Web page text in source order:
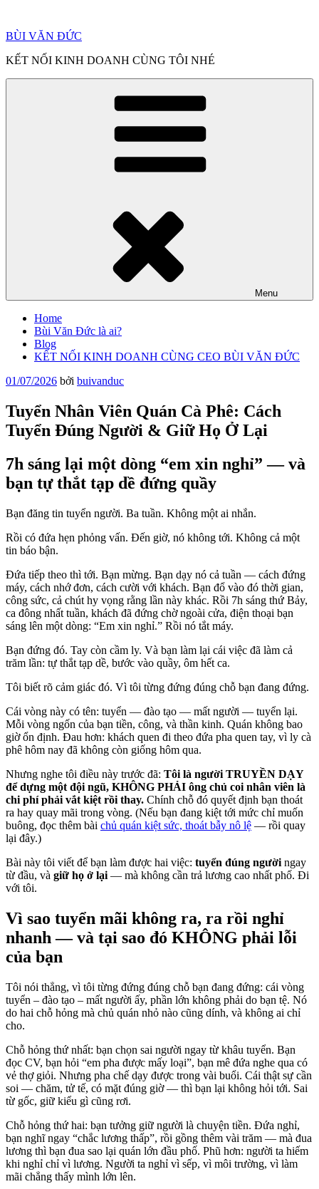
phần
dung
BÙI VĂN ĐỨC
KẾT NỐI KINH DOANH CÙNG TÔI NHÉ
Menu
Home
Bùi Văn Đức là ai?
Blog
KẾT NỐI KINH DOANH CÙNG CEO BÙI VĂN ĐỨC
Đăng
01/07/2026 bởi buivanduc
Tuyển Nhân Viên Quán Cà Phê: Cách
Tuyển Đúng Người & Giữ Họ Ở Lại
7h sáng lại một dòng “em xin nghỉ” — và
bạn tự thắt tạp dề đứng quầy
Bạn đăng tin tuyển người. Ba tuần. Không một ai nhắn.
Rồi có đứa hẹn phỏng vấn. Đến giờ, nó không tới. Không cả một
tin báo bận.
Đứa tiếp theo thì tới. Bạn mừng. Bạn dạy nó cả tuần — cách đứng
máy, cách nhớ đơn, cách cười với khách. Bạn đổ vào đó thời gian,
công sức, cả chút hy vọng rằng lần này khác. Rồi 7h sáng thứ Bảy,
ca đông nhất tuần, khách đã đứng chờ ngoài cửa, điện thoại bạn
sáng lên một dòng: “Em xin nghỉ.” Rồi nó tắt máy.
Bạn đứng đó. Tay còn cầm ly. Và bạn làm lại cái việc đã làm cả
trăm lần: tự thắt tạp dề, bước vào quầy, ôm hết ca.
Tôi biết rõ cảm giác đó. Vì tôi từng đứng đúng chỗ bạn đang đứng.
Cái vòng này có tên: tuyển — đào tạo — mất người — tuyển lại.
Mỗi vòng ngốn của bạn tiền, công, và thần kinh. Quán không bao
giờ ổn định. Đau hơn: khách quen đi theo đứa pha quen tay, vì ly cà
phê hôm nay đã không còn giống hôm qua.
Nhưng nghe tôi điều này trước đã: Tôi là người TRUYỀN DẠY
để dựng một đội ngũ, KHÔNG PHẢI ông chủ coi nhân viên là
chi phí phải vắt kiệt rồi thay. Chính chỗ đó quyết định bạn thoát
ra hay quay mãi trong vòng. (Nếu bạn đang kiệt tới mức chỉ muốn
buông, đọc thêm bài chủ quán kiệt sức, thoát bẫy nô lệ — rồi quay
lại đây.)
Bài này tôi viết để bạn làm được hai việc: tuyển đúng người ngay
từ đầu, và giữ họ ở lại — mà không cần trả lương cao nhất phố. Đi
với tôi.
Vì sao tuyển mãi không ra, ra rồi nghỉ
nhanh — và tại sao đó KHÔNG phải lỗi
của bạn
Tôi nói thẳng, vì tôi từng đứng đúng chỗ bạn đang đứng: cái vòng
tuyển – đào tạo – mất người ấy, phần lớn không phải do bạn tệ. Nó
do hai chỗ hỏng mà chủ quán nhỏ nào cũng dính, và không ai chỉ
cho.
Chỗ hỏng thứ nhất: bạn chọn sai người ngay từ khâu tuyển. Bạn
đọc CV, bạn hỏi “em pha được mấy loại”, bạn mê đứa nghe qua có
vẻ thợ giỏi. Nhưng pha chế dạy được trong vài buổi. Cái thật sự cần
soi — chăm, tử tế, có mặt đúng giờ — thì bạn lại không hỏi tới. Sai
từ gốc, giữ kiểu gì cũng rơi.
Chỗ hỏng thứ hai: bạn tưởng giữ người là chuyện tiền. Đứa nghỉ,
bạn nghĩ ngay “chắc lương thấp”, rồi gồng thêm vài trăm — mà đua
lương thì bạn đua sao lại quán lớn đầu phố. Phũ hơn: người ta hiếm
khi nghỉ chỉ vì lương. Người ta nghỉ vì sếp, vì môi trường, vì làm
mãi chẳng thấy mình lớn lên.